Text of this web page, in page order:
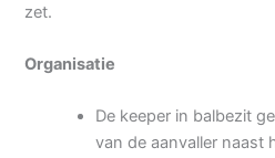
zet.
Organisatie
De keeper in balbezit
van de aanvaller naast